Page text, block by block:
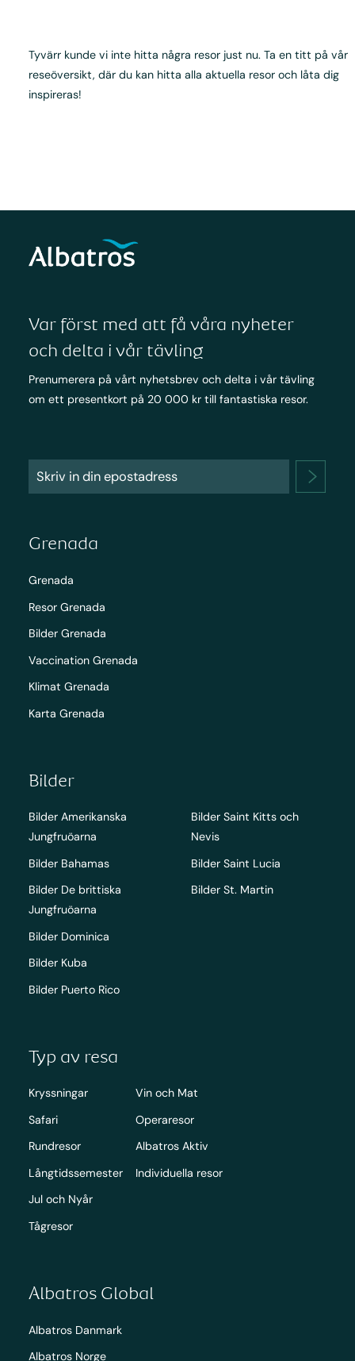
Tyvärr kunde vi inte hitta några resor just nu. Ta en titt på vår
reseöversikt, där du kan hitta alla aktuella resor och låta dig
inspireras!
Var först med att få våra nyheter
och delta i vår tävling
Prenumerera på vårt nyhetsbrev och delta i vår tävling
om ett presentkort på 20 000 kr till fantastiska resor.
Grenada
Grenada
Resor Grenada
Bilder Grenada
Vaccination Grenada
Klimat Grenada
Karta Grenada
Bilder
Bilder Amerikanska
Jungfruöarna
Bilder Bahamas
Bilder De brittiska
Jungfruöarna
Bilder Dominica
Bilder Kuba
Bilder Puerto Rico
Bilder Saint Kitts och
Nevis
Bilder Saint Lucia
Bilder St. Martin
Typ av resa
Kryssningar
Safari
Rundresor
Långtidssemester
Jul och Nyår
Tågresor
Vin och Mat
Operaresor
Albatros Aktiv
Individuella resor
Albatros Global
Albatros Danmark
Albatros Norge